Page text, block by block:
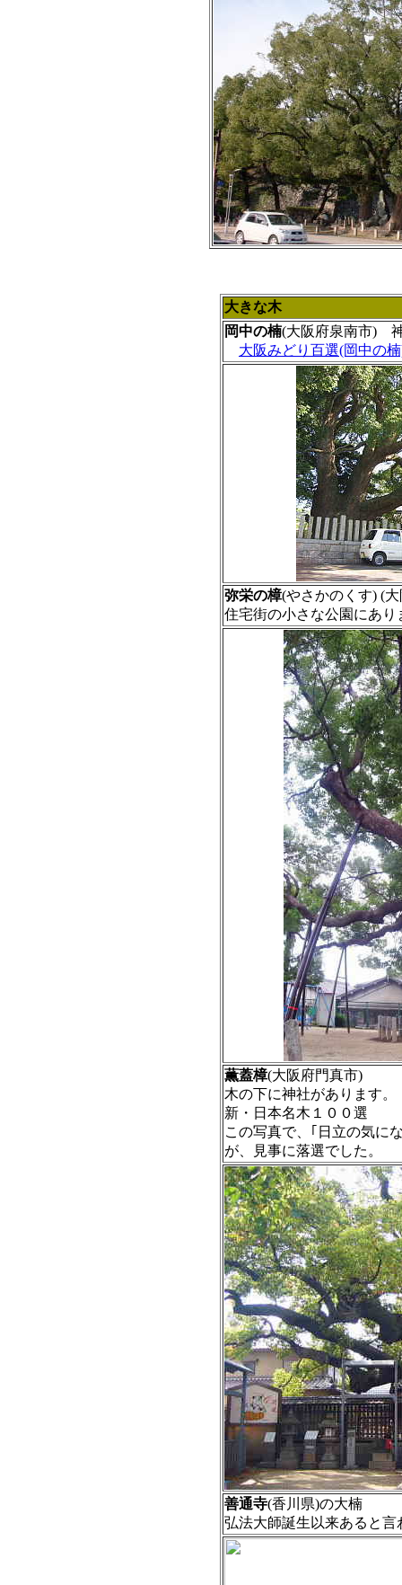
大きな木
岡中の楠(大阪府泉南市)
大阪みどり百選(岡中の
弥栄の樟(やさかのくす) (
住宅街の小さな公園に
薫蓋樟(大阪府門真市)
木の下に神社があります
新・日本名木１００選
この写真で、｢日立の気に
が、見事に落選でした。
善通寺(香川県)の大楠
弘法大師誕生以来ある